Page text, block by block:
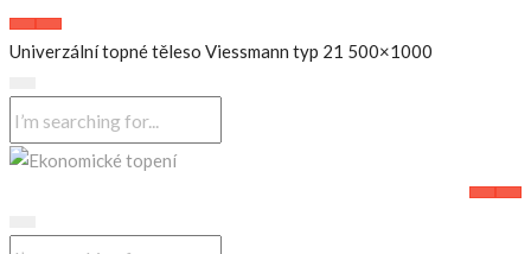
Univerzální topné těleso Viessmann typ 21 500×1000